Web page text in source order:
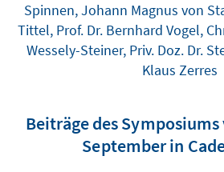
Spinnen, Johann Magnus von
Tittel, Prof. Dr. Bernhard Vogel,
Wessely-Steiner, Priv. Doz. Dr.
Klaus Zerres
Beiträge des Symposiums
September in